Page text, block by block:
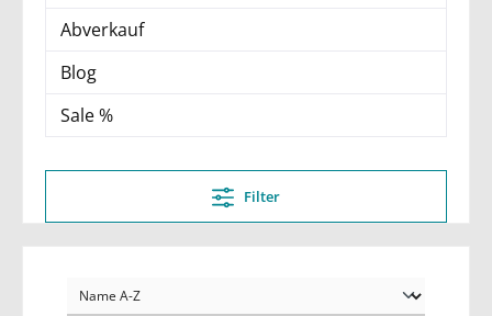
Abverkauf
Blog
Sale %
Filter